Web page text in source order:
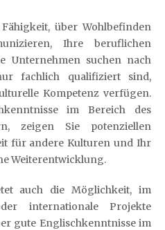
über Wohlbefinden
Ihre beruflichen
Unternehmen suchen nach
fachlich qualifiziert sind,
Kompetenz verfügen.
im Bereich des
zeigen Sie potenziellen
für andere Kulturen und Ihr
Weiterentwicklung.
auch die Möglichkeit, im
internationale Projekte
gute Englischkenntnisse im